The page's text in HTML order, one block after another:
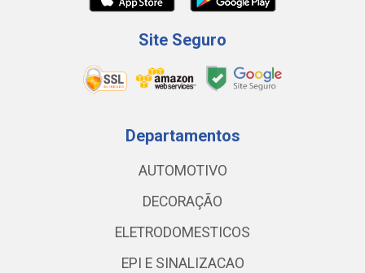
Site Seguro
Departamentos
AUTOMOTIVO
DECORAÇÃO
ELETRODOMESTICOS
EPI E SINALIZACAO